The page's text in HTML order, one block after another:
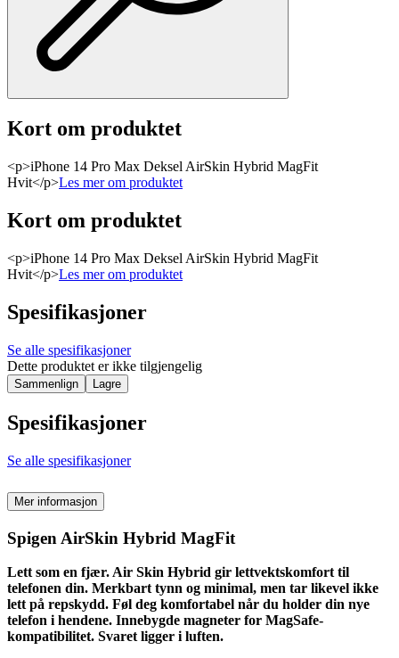
Kort om produktet
<p>iPhone 14 Pro Max Deksel AirSkin Hybrid MagFit
Hvit</p>Les mer om produktet
Kort om produktet
<p>iPhone 14 Pro Max Deksel AirSkin Hybrid MagFit
Hvit</p>Les mer om produktet
Spesifikasjoner
Se alle spesifikasjoner
Dette produktet er ikke tilgjengelig
Sammenlign Lagre
Spesifikasjoner
Se alle spesifikasjoner
Mer informasjon
Spigen AirSkin Hybrid MagFit
Lett som en fjær. Air Skin Hybrid gir lettvektskomfort til
telefonen din. Merkbart tynn og minimal, men tar likevel ikke
lett på repskydd. Føl deg komfortabel når du holder din nye
telefon i hendene. Innebygde magneter for MagSafe-
kompatibilitet. Svaret ligger i luften.